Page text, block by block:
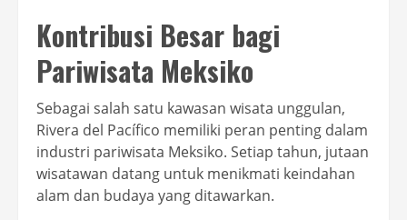
Kontribusi Besar bagi
Pariwisata Meksiko
Sebagai salah satu kawasan wisata unggulan,
Rivera del Pacífico memiliki peran penting dalam
industri pariwisata Meksiko. Setiap tahun, jutaan
wisatawan datang untuk menikmati keindahan
alam dan budaya yang ditawarkan.